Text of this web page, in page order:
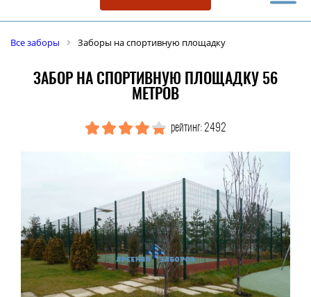
Все заборы Заборы на спортивную площадку
ЗАБОР НА СПОРТИВНУЮ ПЛОЩАДКУ 56
МЕТРОВ
рейтинг: 2492